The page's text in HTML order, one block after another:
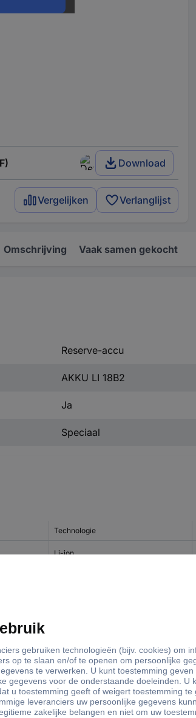
Download
Vergelijken Verlanglijst
Omschrijving Vaak samen gekocht
Reserve-accu
AKKU LI 18B2
Ja
Speciaal
Technologie
Li-ion